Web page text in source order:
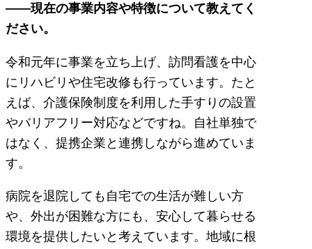
――現在の事業内容や特徴について教えてく
ださい。
令和元年に事業を立ち上げ、訪問看護を中心
にリハビリや住宅改修も行っています。たと
えば、介護保険制度を利用した手すりの設置
やバリアフリー対応などですね。自社単独で
はなく、提携企業と連携しながら進めていま
す。
病院を退院しても自宅での生活が難しい方
や、外出が困難な方にも、安心して暮らせる
環境を提供したいと考えています。地域に根